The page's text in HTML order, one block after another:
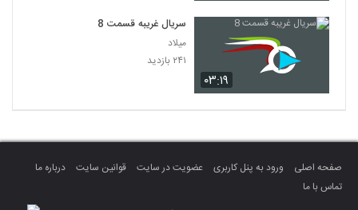
۰۳:۱۹
سریال غریبه قسمت 8
میلاد
۲۴۱ بازدید
صفحه اصلی ورود به پنل کاربری عضویت در سایت قوانین سایت
درباره ما
تماس با ما